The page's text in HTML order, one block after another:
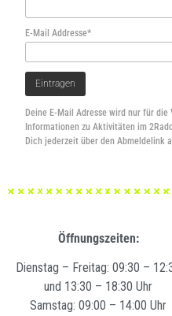
E-Mail Addresse*
Deine E-Mail Adresse wird nur für
Informationen zu Aktivitäten im
Dich jederzeit über den Abmeldelink
Öffnungszeiten:
Dienstag – Freitag: 09:30 –
und 13:30 – 18:30 Uhr
Samstag: 09:00 – 14:00 Uhr